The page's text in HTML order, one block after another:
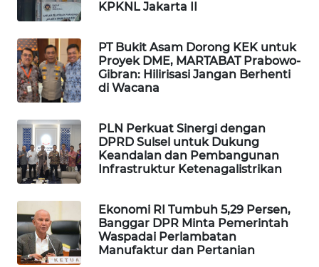
KPKNL Jakarta II
PT Bukit Asam Dorong KEK untuk
Proyek DME, MARTABAT Prabowo-
Gibran: Hilirisasi Jangan Berhenti
di Wacana
PLN Perkuat Sinergi dengan
DPRD Sulsel untuk Dukung
Keandalan dan Pembangunan
Infrastruktur Ketenagalistrikan
Ekonomi RI Tumbuh 5,29 Persen,
Banggar DPR Minta Pemerintah
Waspadai Perlambatan
Manufaktur dan Pertanian
MAWAKA
ID
MARTABAT
NET
PLN
WATCH
MKLI
LPKKI
LKKI